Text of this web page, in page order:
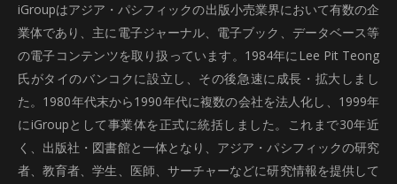
iGroupはアジア・パシフィックの出版小売業界において有数の企
業体であり、主に電子ジャーナル、電子ブック、データベース等
の電子コンテンツを取り扱っています。1984年にLee Pit Teong
氏がタイのバンコクに設立し、その後急速に成長・拡大しまし
た。1980年代末から1990年代に複数の会社を法人化し、1999年
にiGroupとして事業体を正式に統括しました。これまで30年近
く、出版社・図書館と一体となり、アジア・パシフィックの研究
者、教育者、学生、医師、サーチャーなどに研究情報を提供して